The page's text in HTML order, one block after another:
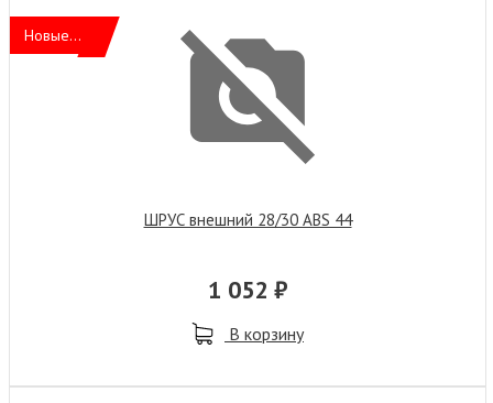
Новые...
ШРУС внешний 28/30 ABS 44
1 052 ₽
В корзину